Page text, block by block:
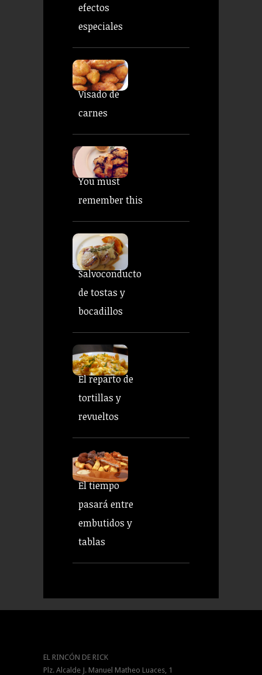
efectos
especiales
Visado de
carnes
You must
remember this
Salvoconducto
de tostas y
bocadillos
El reparto de
tortillas y
revueltos
El tiempo
pasará entre
embutidos y
tablas
EL RINCÓN DE RICK
Plz. Alcalde J. Manuel Matheo Luaces, 1